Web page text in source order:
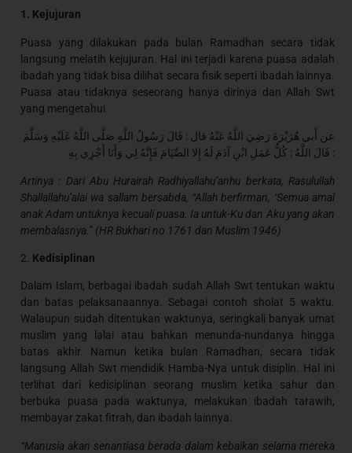
1. Kejujuran
Puasa yang dilakukan pada bulan Ramadhan secara tidak
langsung melatih kejujuran. Hal ini terjadi karena puasa adalah
ibadah yang tidak bisa dilihat secara fisik seperti ibadah lainnya.
Puasa atau tidaknya seseorang hanya dirinya dan Allah Swt
yang mengetahui.
عن أَبي هُرَيْرَةَ رَضِيَ اللَّهُ عَنْهُ قال : قَالَ رَسُولُ اللَّهِ صَلَّى اللَّهُ عَلَيْهِ وَسَلَّمَ
: قَالَ اللَّهُ : كُلُّ عَمَلِ ابْنِ آدَمَ لَهُ إِلا الصِّيَامَ فَإِنَّهُ لِي وَأَنَا أَجْزِي بِهِ
Artinya : Dari Abu Hurairah Radhiyallahu’anhu berkata, Rasulullah
Shallallahu’alai wa sallam bersabda, “Allah berfirman, ‘Semua amal
anak Adam untuknya kecuali puasa. Ia untuk-Ku dan Aku yang akan
membalasnya.” (HR Bukhari no 1761 dan Muslim 1946)
2. Kedisiplinan
Dalam Islam, berbagai ibadah sudah Allah Swt tentukan waktu
dan batas pelaksanaannya. Sebagai contoh sholat 5 waktu.
Walaupun sudah ditentukan waktunya, seringkali banyak umat
muslim yang lalai atau bahkan menunda-nundanya hingga
batas akhir. Namun ketika bulan Ramadhan, secara tidak
langsung Allah Swt mendidik Hamba-Nya untuk disiplin. Hal ini
terlihat dari kedisiplinan seorang muslim ketika sahur dan
berbuka puasa pada waktunya, melakukan ibadah tarawih,
membayar zakat fitrah, dan ibadah lainnya.
“Manusia akan senantiasa berada dalam kebaikan selama mereka